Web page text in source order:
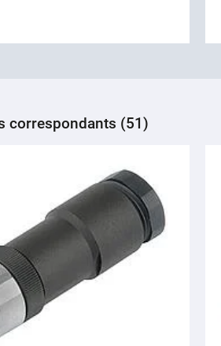
correspondants (51)